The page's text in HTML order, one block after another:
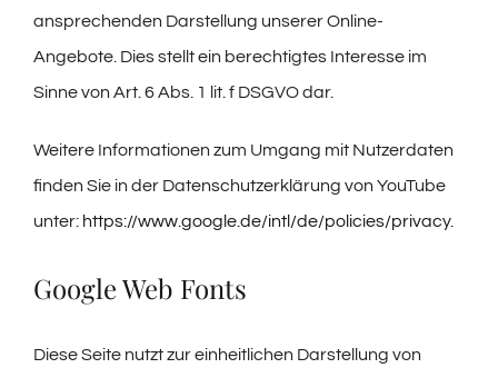
ansprechenden Darstellung unserer Online-
Angebote. Dies stellt ein berechtigtes Interesse im
Sinne von Art. 6 Abs. 1 lit. f DSGVO dar.
Weitere Informationen zum Umgang mit Nutzerdaten
finden Sie in der Datenschutzerklärung von YouTube
unter: https://www.google.de/intl/de/policies/privacy.
Google Web Fonts
Diese Seite nutzt zur einheitlichen Darstellung von